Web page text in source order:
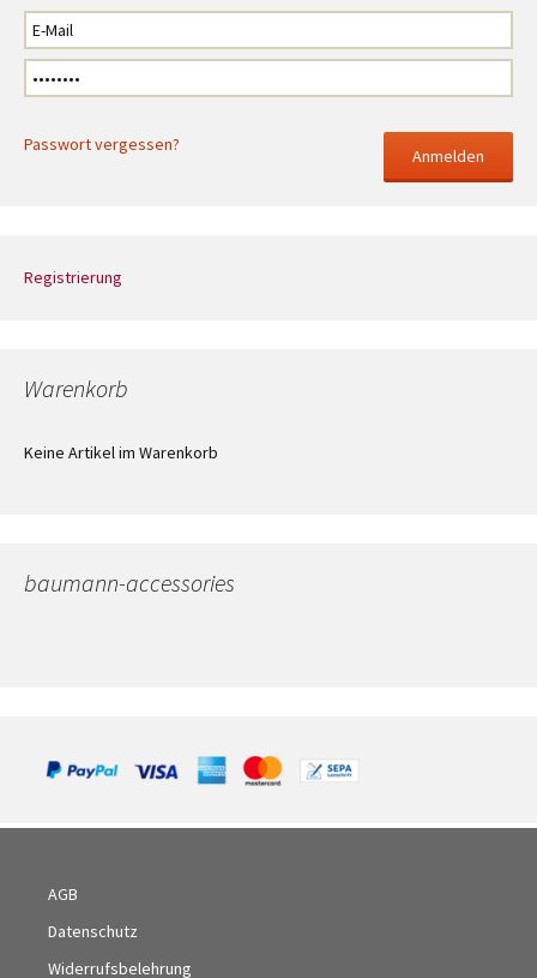
Passwort vergessen?
Registrierung
Warenkorb
Keine Artikel im Warenkorb
baumann-accessories
AGB
Datenschutz
Widerrufsbelehrung